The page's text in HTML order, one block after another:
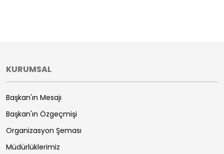
KURUMSAL
Başkan'ın Mesajı
Başkan'ın Özgeçmişi
Organizasyon Şeması
Müdürlüklerimiz